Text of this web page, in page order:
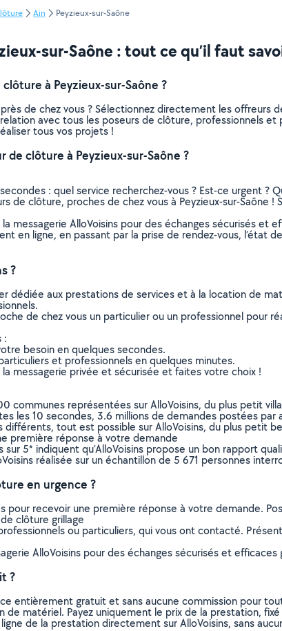
Ain Peyzieux-sur-Saône
sur-Saône : tout ce qu’il faut
à Peyzieux-sur-Saône ?
de chez vous ? Sélectionnez directement les
avec tous les poseurs de clôture, professionnels
tous vos projets !
clôture à Peyzieux-sur-Saône ?
: quel service recherchez-vous ? Est-ce urgent
de clôture, proches de chez vous à Peyzieux-sur-
messagerie AlloVoisins pour des échanges sécurisés et
en ligne, en passant par la prise de rendez-vous, l’état
?
dédiée aux prestations de services et à la location de
de chez vous un particulier ou un professionnel pour
:
besoin en quelques secondes.
et professionnels en quelques minutes.
messagerie privée et sécurisée et faites votre choix !
communes représentées sur AlloVoisins, du plus petit
les 10 secondes, 3.6 millions de demandes postées par
tout est possible sur AlloVoisins, du plus petit
première réponse à votre demande
5* indiquent qu’AlloVoisins propose un bon rapport
réalisée sur un échantillon de 5 671 personnes
en urgence ?
pour recevoir une première réponse à votre demande.
clôture grillage
ou particuliers, qui vous ont contacté.
AlloVoisins pour des échanges sécurisés et efficaces
?
entièrement gratuit et sans aucune commission pour
matériel. Payez uniquement le prix de la prestation,
de la prestation directement sur AlloVoisins, sans